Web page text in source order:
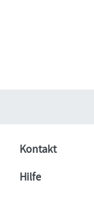
Kontakt
Hilfe